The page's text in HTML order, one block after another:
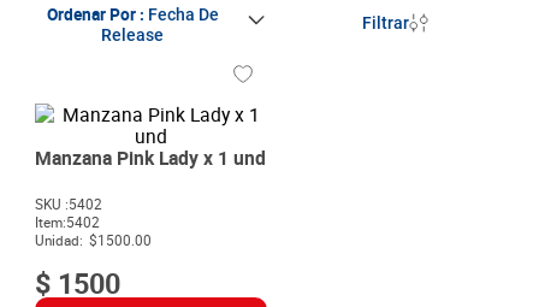
cafe
6.
azucar
7.
huevos
8.
9.
queso
10. papa
Ordenar Por
Fecha De
Release
Filtrar
Manzana Pink Lady x 1 und
SKU :5402
Item:5402
Unidad: $1500.00
$ 1500